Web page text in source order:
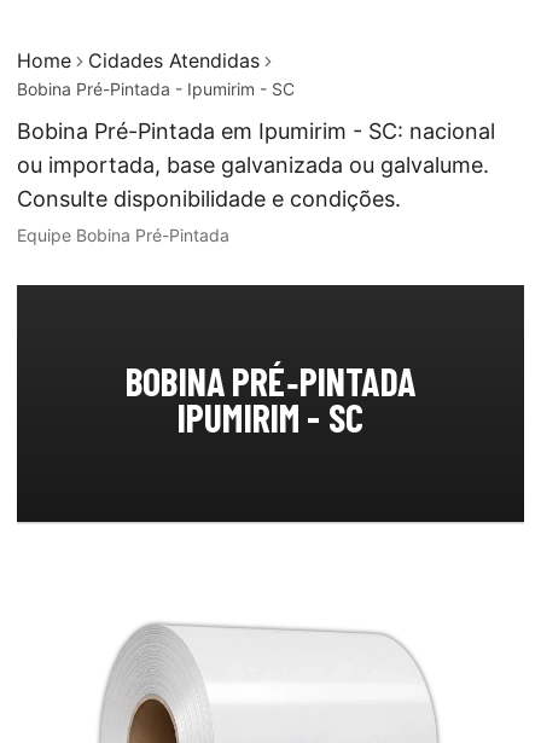
Home Cidades Atendidas
Bobina Pré-Pintada - Ipumirim - SC
Bobina Pré-Pintada em Ipumirim - SC: nacional
ou importada, base galvanizada ou galvalume.
Consulte disponibilidade e condições.
Equipe Bobina Pré-Pintada
BOBINA PRÉ‑PINTADA
IPUMIRIM - SC